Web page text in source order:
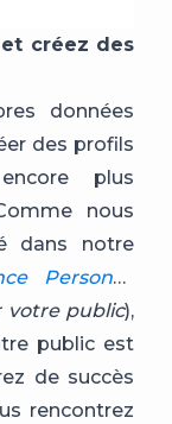
créez des
données
des profils
plus
nous
dans notre
Personas
votre public),
public est
de succès
rencontrez